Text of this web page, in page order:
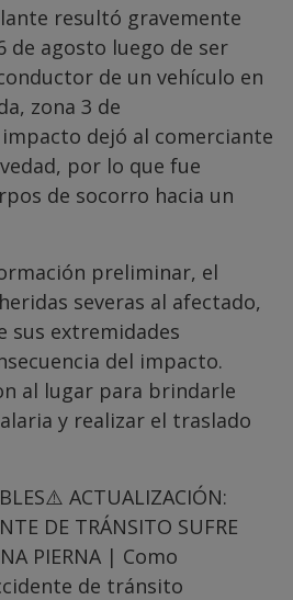
resultó gravemente
de agosto luego de ser
de un vehículo en
zona 3 de
dejó al comerciante
por lo que fue
de socorro hacia un
preliminar, el
severas al afectado,
sus extremidades
del impacto.
al lugar para brindarle
y realizar el traslado
ACTUALIZACIÓN:
DE TRÁNSITO SUFRE
PIERNA | Como
de tránsito